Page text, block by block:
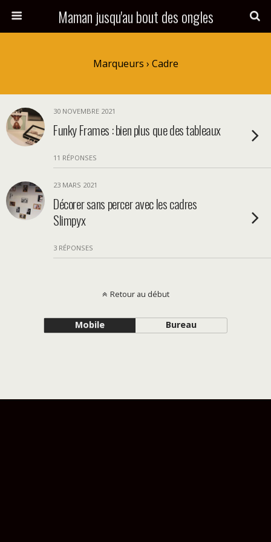
Maman jusqu'au bout des ongles
Marqueurs › Cadre
30 NOVEMBRE 2021
Funky Frames : bien plus que des tableaux
11 RÉPONSES
23 MARS 2021
Décorer sans percer avec les cadres
Slimpyx
3 RÉPONSES
Retour au début
Mobile Bureau